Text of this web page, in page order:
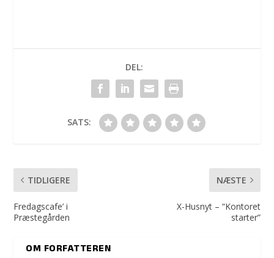
DEL:
SATS:
TIDLIGERE
Fredagscafe’ i
Præstegården
NÆSTE
X-Husnyt – “Kontoret
starter”
OM FORFATTEREN